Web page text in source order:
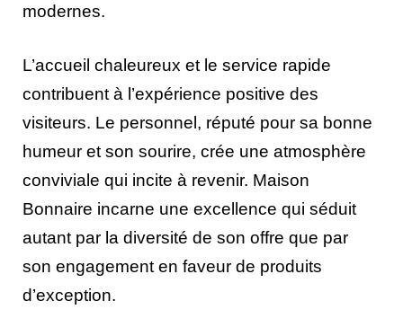
modernes.
L’accueil chaleureux et le service rapide
contribuent à l’expérience positive des
visiteurs. Le personnel, réputé pour sa bonne
humeur et son sourire, crée une atmosphère
conviviale qui incite à revenir. Maison
Bonnaire incarne une excellence qui séduit
autant par la diversité de son offre que par
son engagement en faveur de produits
d’exception.